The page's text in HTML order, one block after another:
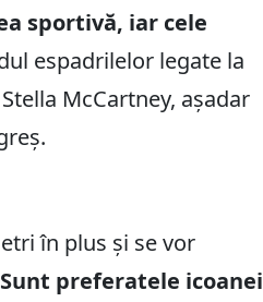
sportivă, iar cele
espadrilelor legate la
McCartney, așadar
în plus și se vor
Sunt preferatele icoanei